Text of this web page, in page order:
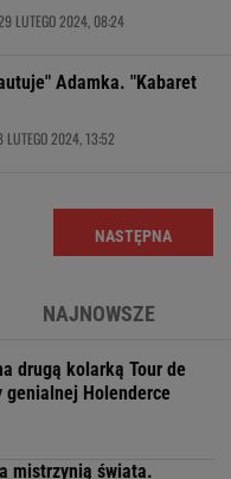
29 LUTEGO 2024, 08:24
Adamka. "Kabaret
LUTEGO 2024, 13:52
NASTĘPNA
NAJNOWSZE
drugą kolarką Tour de
genialnej Holenderce
mistrzynią świata.